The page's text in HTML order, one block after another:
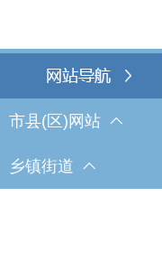
市县(区)网站
乡镇街道